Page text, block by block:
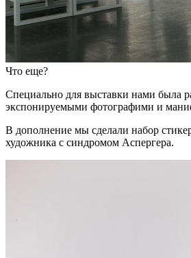
Что еще?
Специально для выставки нами была
экспонируемыми фотографими и
В дополнение мы сделали набор
художника с синдромом Аспергера.